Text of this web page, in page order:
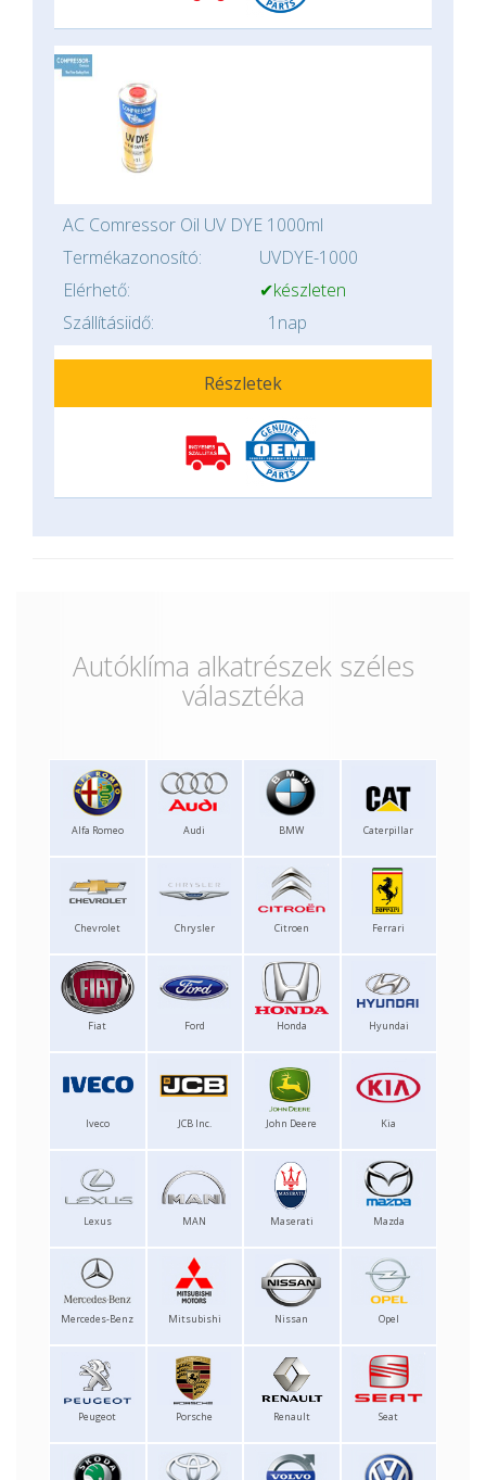
AC Comressor Oil UV DYE 1000ml
Termékazonosító:
UVDYE-1000
Elérhető:
✔készleten
Szállításiidő:
1nap
Részletek
Autóklíma alkatrészek széles
választéka
Alfa Romeo Audi BMW Caterpillar
Chevrolet Chrysler Citroen Ferrari
Fiat Ford Honda Hyundai
Iveco JCB Inc. John Deere Kia
Lexus MAN Maserati Mazda
Mercedes-Benz Mitsubishi Nissan Opel
Peugeot Porsche Renault Seat